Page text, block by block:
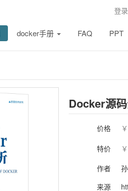
登录
docker手册 FAQ PPT
Docker源
价格 ￥
特价 ￥
作者
来源